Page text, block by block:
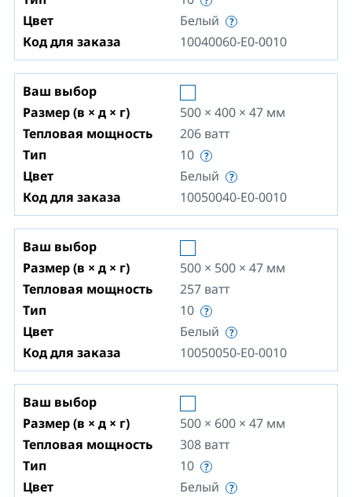
Цвет
Белый
Код для заказа
10040060-E0-0010
Ваш выбор
Размер (в × д × г)
500 × 400 × 47 мм
Тепловая мощность
206 ватт
Тип
10
Цвет
Белый
Код для заказа
10050040-E0-0010
Ваш выбор
Размер (в × д × г)
500 × 500 × 47 мм
Тепловая мощность
257 ватт
Тип
10
Цвет
Белый
Код для заказа
10050050-E0-0010
Ваш выбор
Размер (в × д × г)
500 × 600 × 47 мм
Тепловая мощность
308 ватт
Тип
10
Цвет
Белый